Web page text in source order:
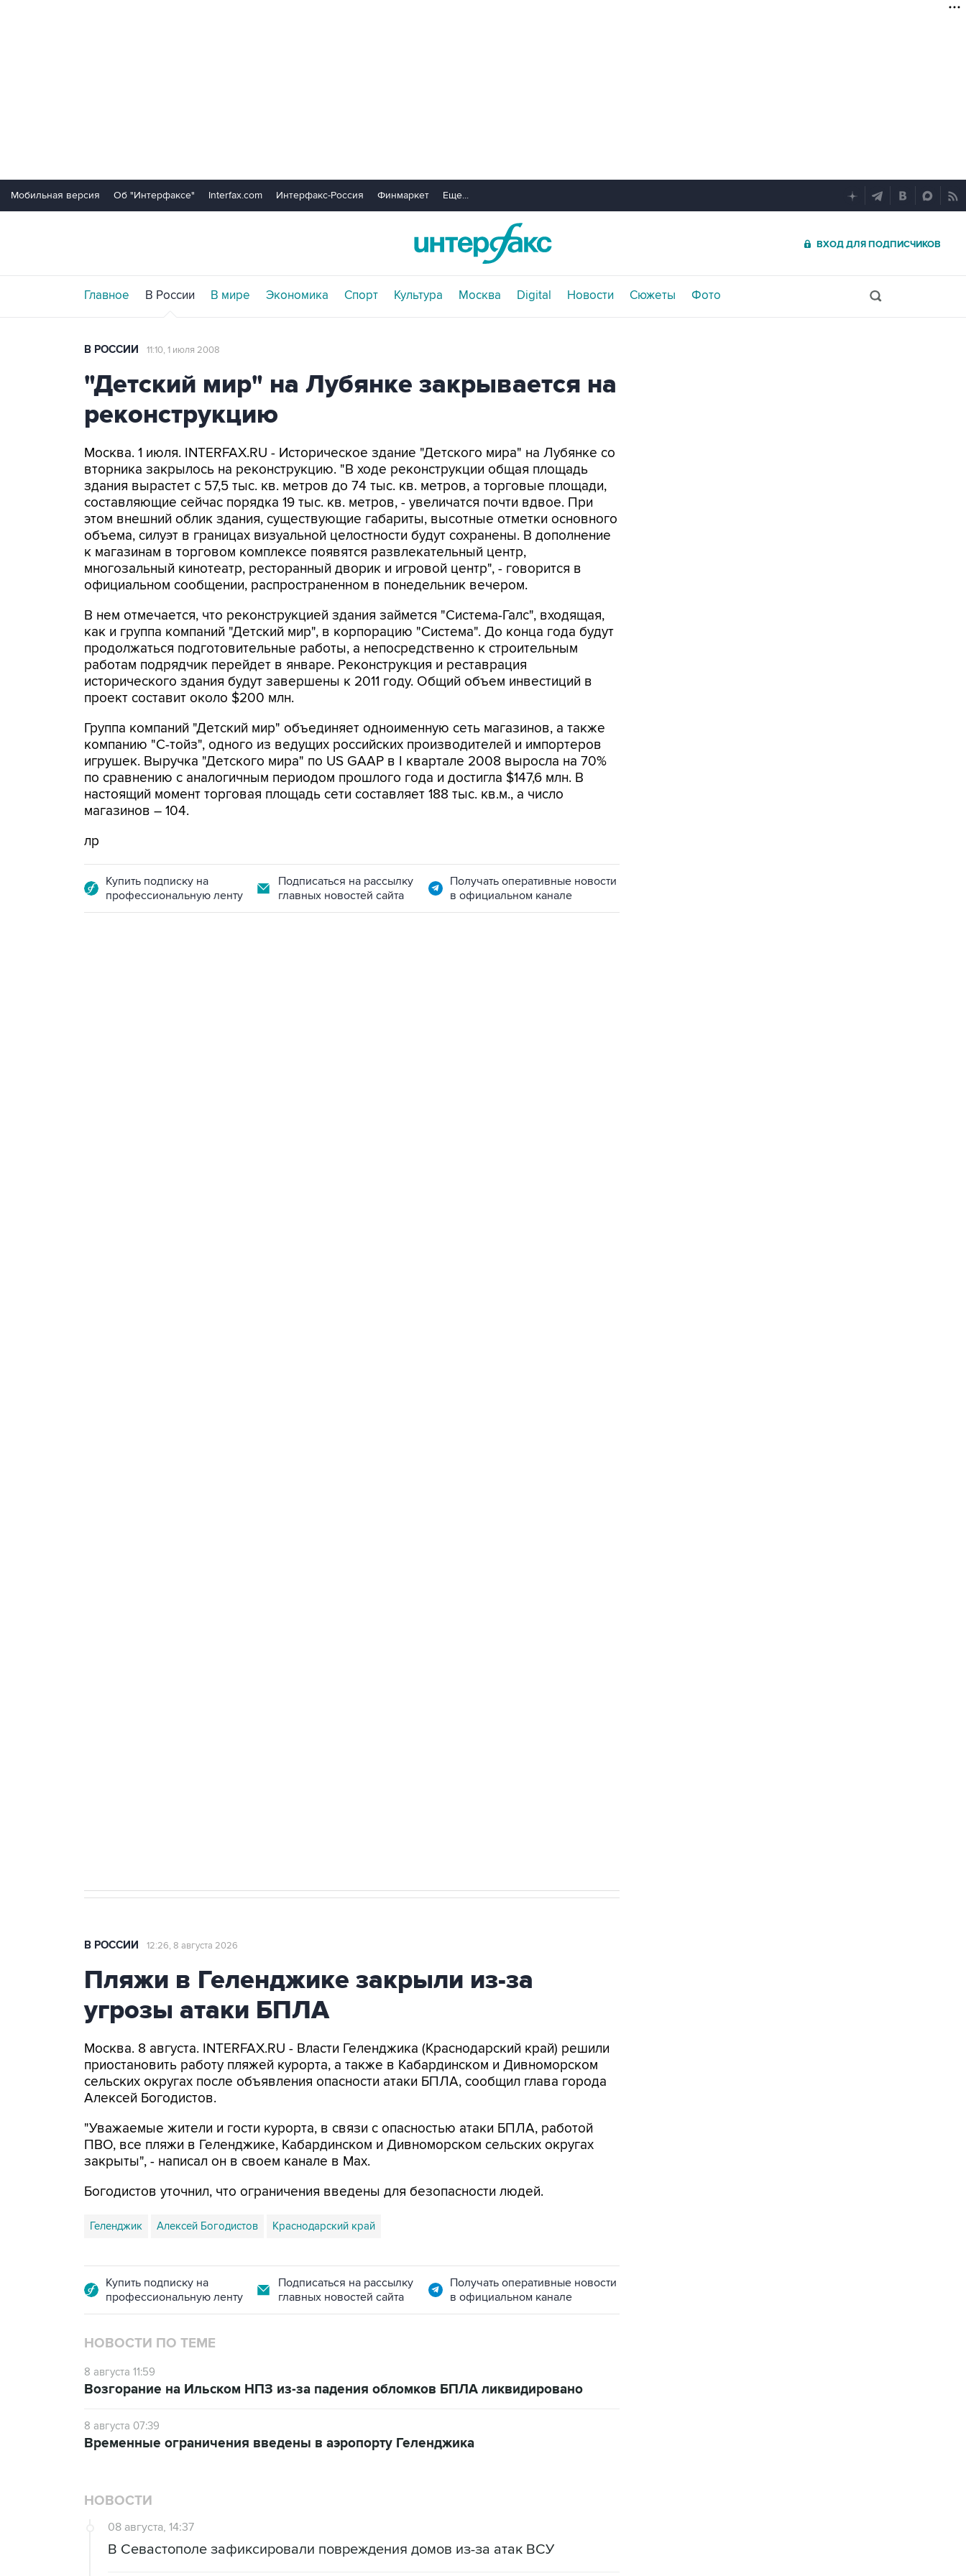
Мобильная версия Об "Интерфаксе" Interfax.com Интерфакс-Россия Финмаркет Еще...
ВХОД ДЛЯ ПОДПИСЧИКОВ
Главное В России В мире Экономика Спорт Культура Москва Digital Новости Сюжеты Фото
В РОССИИ 11:10, 1 июля 2008
"Детский мир" на Лубянке закрывается на
реконструкцию
Москва. 1 июля. INTERFAX.RU - Историческое здание "Детского мира" на Лубянке со
вторника закрылось на реконструкцию. "В ходе реконструкции общая площадь
здания вырастет с 57,5 тыс. кв. метров до 74 тыс. кв. метров, а торговые площади,
составляющие сейчас порядка 19 тыс. кв. метров, - увеличатся почти вдвое. При
этом внешний облик здания, существующие габариты, высотные отметки основного
объема, силуэт в границах визуальной целостности будут сохранены. В дополнение
к магазинам в торговом комплексе появятся развлекательный центр,
многозальный кинотеатр, ресторанный дворик и игровой центр", - говорится в
официальном сообщении, распространенном в понедельник вечером.
В нем отмечается, что реконструкцией здания займется "Система-Галс", входящая,
как и группа компаний "Детский мир", в корпорацию "Система". До конца года будут
продолжаться подготовительные работы, а непосредственно к строительным
работам подрядчик перейдет в январе. Реконструкция и реставрация
исторического здания будут завершены к 2011 году. Общий объем инвестиций в
проект составит около $200 млн.
Группа компаний "Детский мир" объединяет одноименную сеть магазинов, а также
компанию "С-тойз", одного из ведущих российских производителей и импортеров
игрушек. Выручка "Детского мира" по US GAAP в I квартале 2008 выросла на 70%
по сравнению с аналогичным периодом прошлого года и достигла $147,6 млн. В
настоящий момент торговая площадь сети составляет 188 тыс. кв.м., а число
магазинов – 104.
лр
Купить подписку на
профессиональную ленту
Подписаться на рассылку
главных новостей сайта
Получать оперативные новости
в официальном канале
В РОССИИ 12:26, 8 августа 2026
Пляжи в Геленджике закрыли из-за
угрозы атаки БПЛА
Москва. 8 августа. INTERFAX.RU - Власти Геленджика (Краснодарский край) решили
приостановить работу пляжей курорта, а также в Кабардинском и Дивноморском
сельских округах после объявления опасности атаки БПЛА, сообщил глава города
Алексей Богодистов.
"Уважаемые жители и гости курорта, в связи с опасностью атаки БПЛА, работой
ПВО, все пляжи в Геленджике, Кабардинском и Дивноморском сельских округах
закрыты", - написал он в своем канале в Max.
Богодистов уточнил, что ограничения введены для безопасности людей.
Геленджик Алексей Богодистов Краснодарский край
Купить подписку на
профессиональную ленту
Подписаться на рассылку
главных новостей сайта
Получать оперативные новости
в официальном канале
НОВОСТИ ПО ТЕМЕ
8 августа 11:59
Возгорание на Ильском НПЗ из-за падения обломков БПЛА ликвидировано
8 августа 07:39
Временные ограничения введены в аэропорту Геленджика
НОВОСТИ
08 августа, 14:37
В Севастополе зафиксировали повреждения домов из-за атак ВСУ